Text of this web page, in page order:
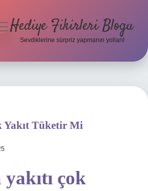
Hediye Fikirleri Blogu
Sevdiklerine sürpriz yapmanın yolları!
Yakıt Tüketir Mi
çok